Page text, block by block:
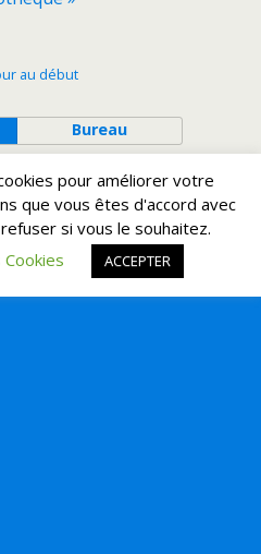
au début
Bureau
pour améliorer votre
que vous êtes d'accord avec
si vous le souhaitez.
ACCEPTER